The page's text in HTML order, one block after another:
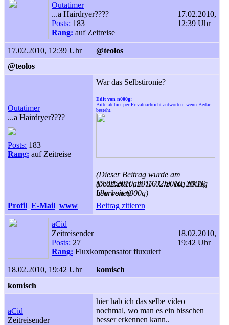
Outatimer
...a Hairdryer????
Posts: 183
Rang: auf Zeitreise
17.02.2010,
12:39 Uhr
17.02.2010, 12:39 Uhr
@teolos
@teolos
Outatimer
...a Hairdryer????
Posts: 183
Rang: auf Zeitreise
War das Selbstironie?
Edit von n000g:
Bitte ab hier per Privatnachricht antworten, wenn Bedarf
besteht.
(Dieser Beitrag wurde am
17.02.2010, 20:16 Uhr von n000g
bearbeitet)
(bearbeitet am 17.02.2010, 20:16
Uhr von n000g)
Profil E-Mail www Beitrag zitieren
aCid
Zeitreisender
Posts: 27
Rang: Fluxkompensator fluxuiert
18.02.2010,
19:42 Uhr
18.02.2010, 19:42 Uhr
komisch
komisch
aCid
Zeitreisender
hier hab ich das selbe video
nochmal, wo man es ein bisschen
besser erkennen kann..